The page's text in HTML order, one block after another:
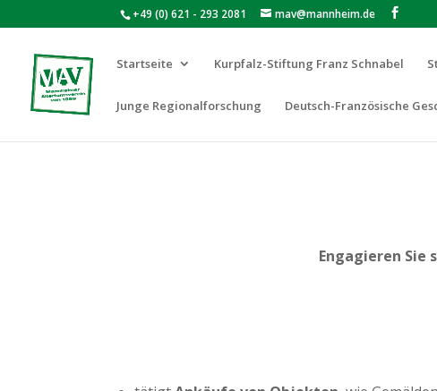
+49 (0) 621 - 293 2081 mav@mannheim.de
Startseite Kurpfalz-Stiftung Franz Schnabel
Junge Regionalforschung Deutsch-Französische
Engagieren Sie